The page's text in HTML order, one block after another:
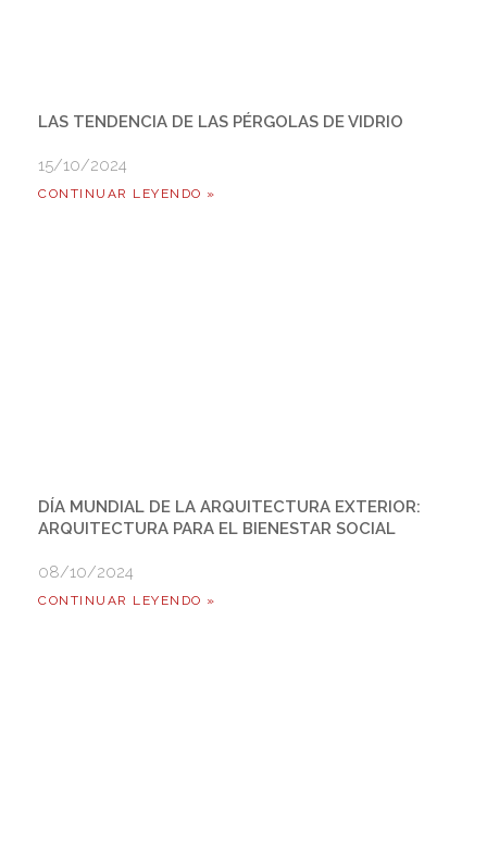
LAS TENDENCIA DE LAS PÉRGOLAS DE VIDRIO
15/10/2024
CONTINUAR LEYENDO »
DÍA MUNDIAL DE LA ARQUITECTURA EXTERIOR:
ARQUITECTURA PARA EL BIENESTAR SOCIAL
08/10/2024
CONTINUAR LEYENDO »